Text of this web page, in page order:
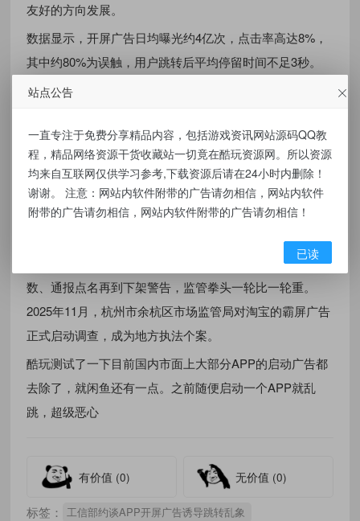
友好的方向发展。
数据显示，开屏广告日均曝光约4亿次，点击率高达8%，
其中约80%为误触，用户跳转后平均停留时间不足3秒。
部分APP设置AB测试，对一部分用户展示高灵敏度广告，
码。
工信部表示：“拒不整改的，约谈、通报、下架，三板斧轮
番上。”中国政法大学传播法研究中心副主任朱巍指
出：“摇一摇广告本身不违法，但‘利用技术手段在不经过
自2023年至今，监管对“摇一摇”乱象从定性规范到量化参
数、通报点名再到下架警告，监管拳头一轮比一轮重。
2025年11月，杭州市余杭区市场监管局对淘宝的霸屏广告
正式启动调查，成为地方执法个案。
酷玩测试了一下目前国内市面上大部分APP的启动广告都
去除了，就闲鱼还有一点。之前随便启动一个APP就乱
跳，超级恶心
有价值 (0) 无价值 (0)
标签： 工信部约谈APP开屏广告诱导跳转乱象
站点公告
一直专注于免费分享精品内容，包括游戏资讯网站源码QQ教
程，精品网络资源干货收藏站一切竟在酷玩资源网。所以资源
均来自互联网仅供学习参考,下载资源后请在24小时内删除！
谢谢。 注意：网站内软件附带的广告请勿相信，网站内软件
附带的广告请勿相信，网站内软件附带的广告请勿相信！
已读